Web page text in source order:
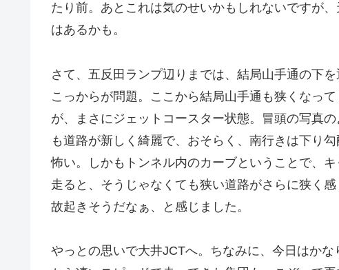
たり前。あとこれは気のせいかもしれないですが
はあるかも。
さて、五反田ランプ辺りまでは、結局山手通の下
こっからが問題。ここから結局山手通も狭くなっ
が、まさにジェットコースター状態。冒頭の写真
も道路が新しく綺麗で、おそらく、南行きは下り
怖い。しかもトンネル内のカーブということで、
走ると、そうじゃなくても狭い道路がさらに狭く
故起きそうだなぁ、と感じました。
やっとの思いで大井JCTへ。ちなみに、今日はか